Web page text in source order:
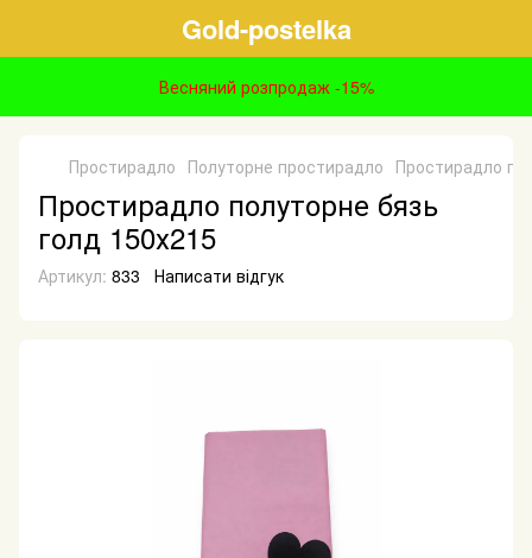
Gold-postelka
Весняний розпродаж -15%
Простирадло Полуторне простирадло Простирадло
Простирадло полуторне бязь
голд 150х215
Артикул: 833 Написати відгук